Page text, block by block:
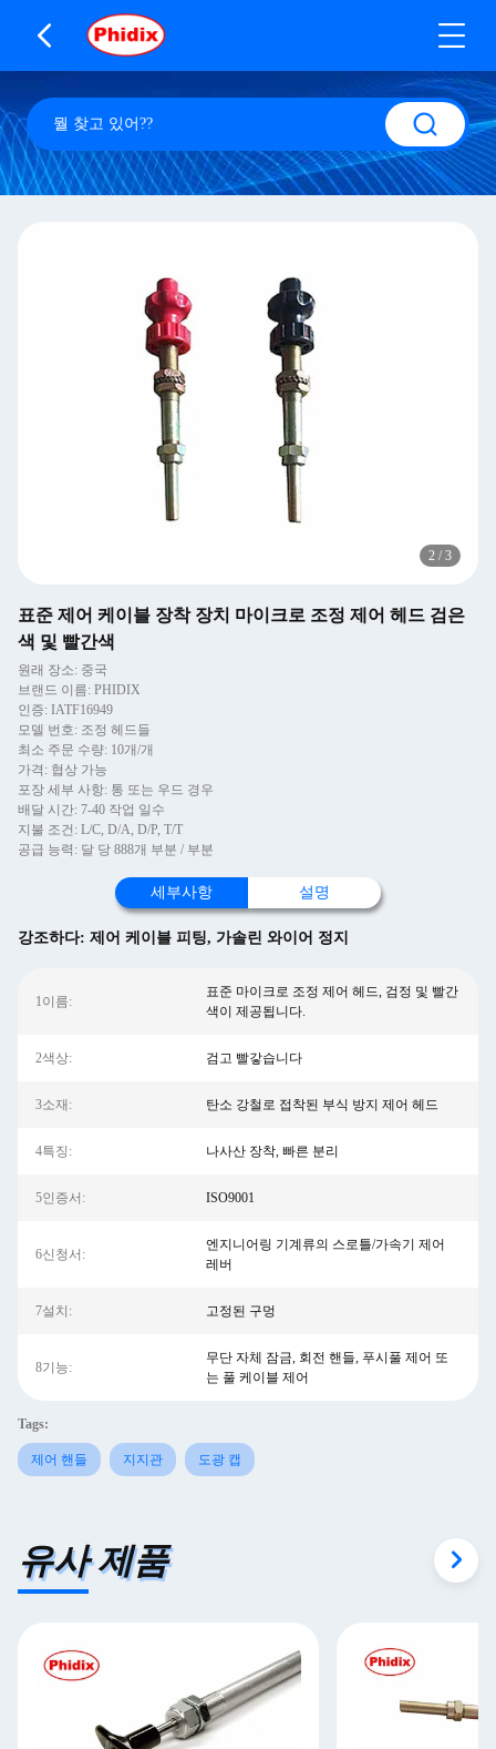
2 / 3
표준 제어 케이블 장착 장치 마이크로 조정 제어 헤드 검은
색 및 빨간색
원래 장소: 중국
브랜드 이름: PHIDIX
인증: IATF16949
모델 번호: 조정 헤드들
최소 주문 수량: 10개/개
가격: 협상 가능
포장 세부 사항: 통 또는 우드 경우
배달 시간: 7-40 작업 일수
지불 조건: L/C, D/A, D/P, T/T
공급 능력: 달 당 888개 부분 / 부분
세부사항 설명
강조하다: 제어 케이블 피팅, 가솔린 와이어 정지
1이름:
표준 마이크로 조정 제어 헤드, 검정 및 빨간
색이 제공됩니다.
2색상: 검고 빨갛습니다
3소재: 탄소 강철로 접착된 부식 방지 제어 헤드
4특징: 나사산 장착, 빠른 분리
5인증서: ISO9001
6신청서:
엔지니어링 기계류의 스로틀/가속기 제어
레버
7설치: 고정된 구멍
8기능:
무단 자체 잠금, 회전 핸들, 푸시풀 제어 또
는 풀 케이블 제어
Tags:
제어 핸들 지지관 도광 캡
유사 제품